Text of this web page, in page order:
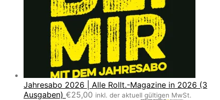
Jahresabo 2026 | Alle Rollt.-Magazine in 2026 (3
Ausgaben) €25,00 inkl. der aktuell gültigen MwSt.